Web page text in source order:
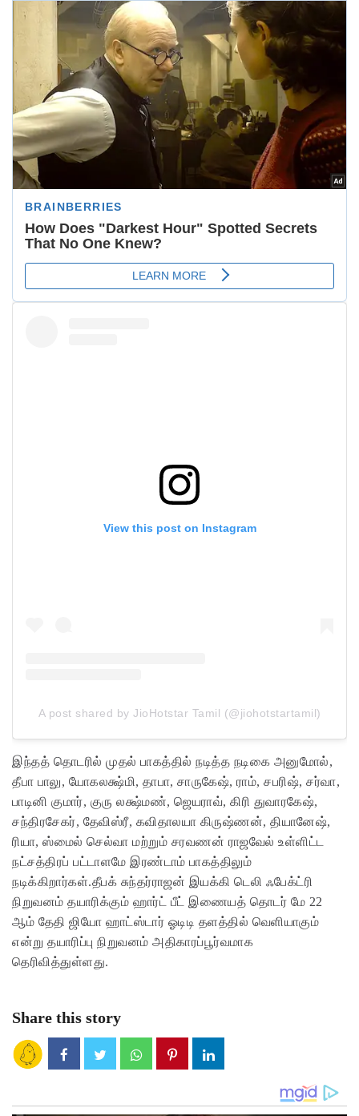
View this post on Instagram
A post shared by JioHotstar Tamil (@jiohotstartamil)
இந்தத் தொடரில் முதல் பாகத்தில் நடித்த நடிகை அனுமோல்,
தீபா பாலு, யோகலக்ஷ்மி, தாபா, சாருகேஷ், ராம், சபரிஷ், சர்வா,
பாடினி குமார், குரு லக்ஷ்மண், ஜெயராவ், கிரி துவாரகேஷ்,
சந்திரசேகர், தேவிஸ்ரீ, கவிதாலயா கிருஷ்ணன், தியானேஷ்,
ரியா, ஸ்மைல் செல்வா மற்றும் சரவணன் ராஜவேல் உள்ளிட்ட
நட்சத்திரப் பட்டாளமே இரண்டாம் பாகத்திலும்
நடிக்கிறார்கள்.தீபக் சுந்தர்ராஜன் இயக்கி டெலி ஃபேக்ட்ரி
நிறுவனம் தயாரிக்கும் ஹார்ட் பீட் இணையத் தொடர் மே 22
ஆம் தேதி ஜியோ ஹாட்ஸ்டார் ஓடிடி தளத்தில் வெளியாகும்
என்று தயாரிப்பு நிறுவனம் அதிகாரப்பூர்வமாக
தெரிவித்துள்ளது.
Share this story